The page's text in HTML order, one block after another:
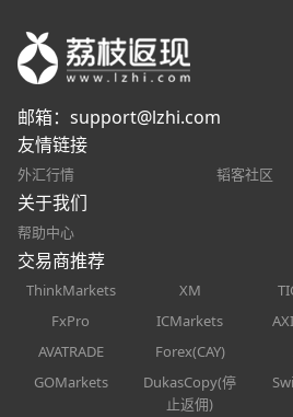
邮箱： support@lzhi.com
友情链接
外汇行情 韬客社区
关于我们
帮助中心
交易商推荐
ThinkMarkets XM
FxPro
ICMarkets
AVATRADE
Forex(CAY)
GOMarkets
DukasCopy(停
止返佣)